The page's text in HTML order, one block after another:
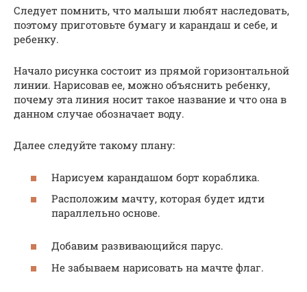
Следует помнить, что малыши любят наследовать,
поэтому приготовьте бумагу и карандаш и себе, и
ребенку.
Начало рисунка состоит из прямой горизонтальной
линии. Нарисовав ее, можно объяснить ребенку,
почему эта линия носит такое название и что она в
данном случае обозначает воду.
Далее следуйте такому плану:
Нарисуем карандашом борт кораблика.
Расположим мачту, которая будет идти
параллельно основе.
Добавим развивающийся парус.
Не забываем нарисовать на мачте флаг.